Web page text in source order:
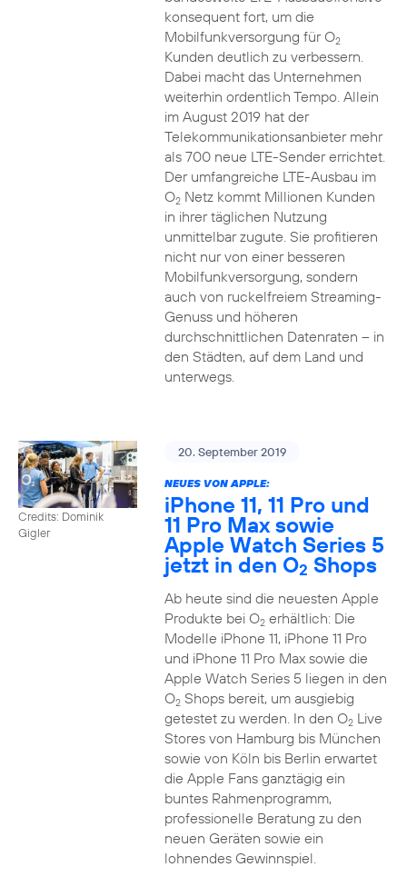
konsequent fort, um die
Mobilfunkversorgung für O2
Kunden deutlich zu verbessern.
Dabei macht das Unternehmen
weiterhin ordentlich Tempo. Allein
im August 2019 hat der
Telekommunikationsanbieter mehr
als 700 neue LTE-Sender errichtet.
Der umfangreiche LTE-Ausbau im
O2Netz kommt Millionen Kunden
in ihrer täglichen Nutzung
unmittelbar zugute. Sie profitieren
nicht nur von einer besseren
Mobilfunkversorgung, sondern
auch von ruckelfreiem Streaming-
Genuss und höheren
durchschnittlichen Datenraten – in
den Städten, auf dem Land und
unterwegs.
Credits: Dominik
Gigler
20. September 2019
NEUES VON APPLE:
iPhone 11, 11 Pro und
11 Pro Max sowie
Apple Watch Series 5
jetzt in den O2 Shops
Ab heute sind die neuesten Apple
Produkte bei O2erhältlich: Die
Modelle iPhone 11, iPhone 11 Pro
und iPhone 11 Pro Max sowie die
Apple Watch Series 5 liegen in den
O2Shops bereit, um ausgiebig
getestet zu werden. In den O2Live
Stores von Hamburg bis München
sowie von Köln bis Berlin erwartet
die Apple Fans ganztägig ein
buntes Rahmenprogramm,
professionelle Beratung zu den
neuen Geräten sowie ein
lohnendes Gewinnspiel.